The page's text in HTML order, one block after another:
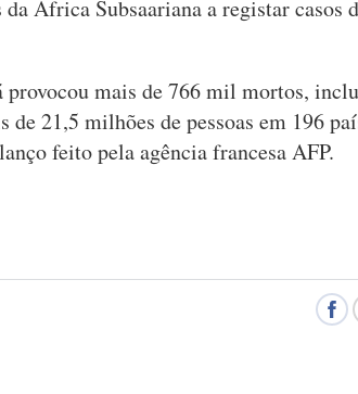
África Subsaariana a registar casos
mais de 766 mil mortos,
21,5 milhões de pessoas em 196
feito pela agência francesa AFP.